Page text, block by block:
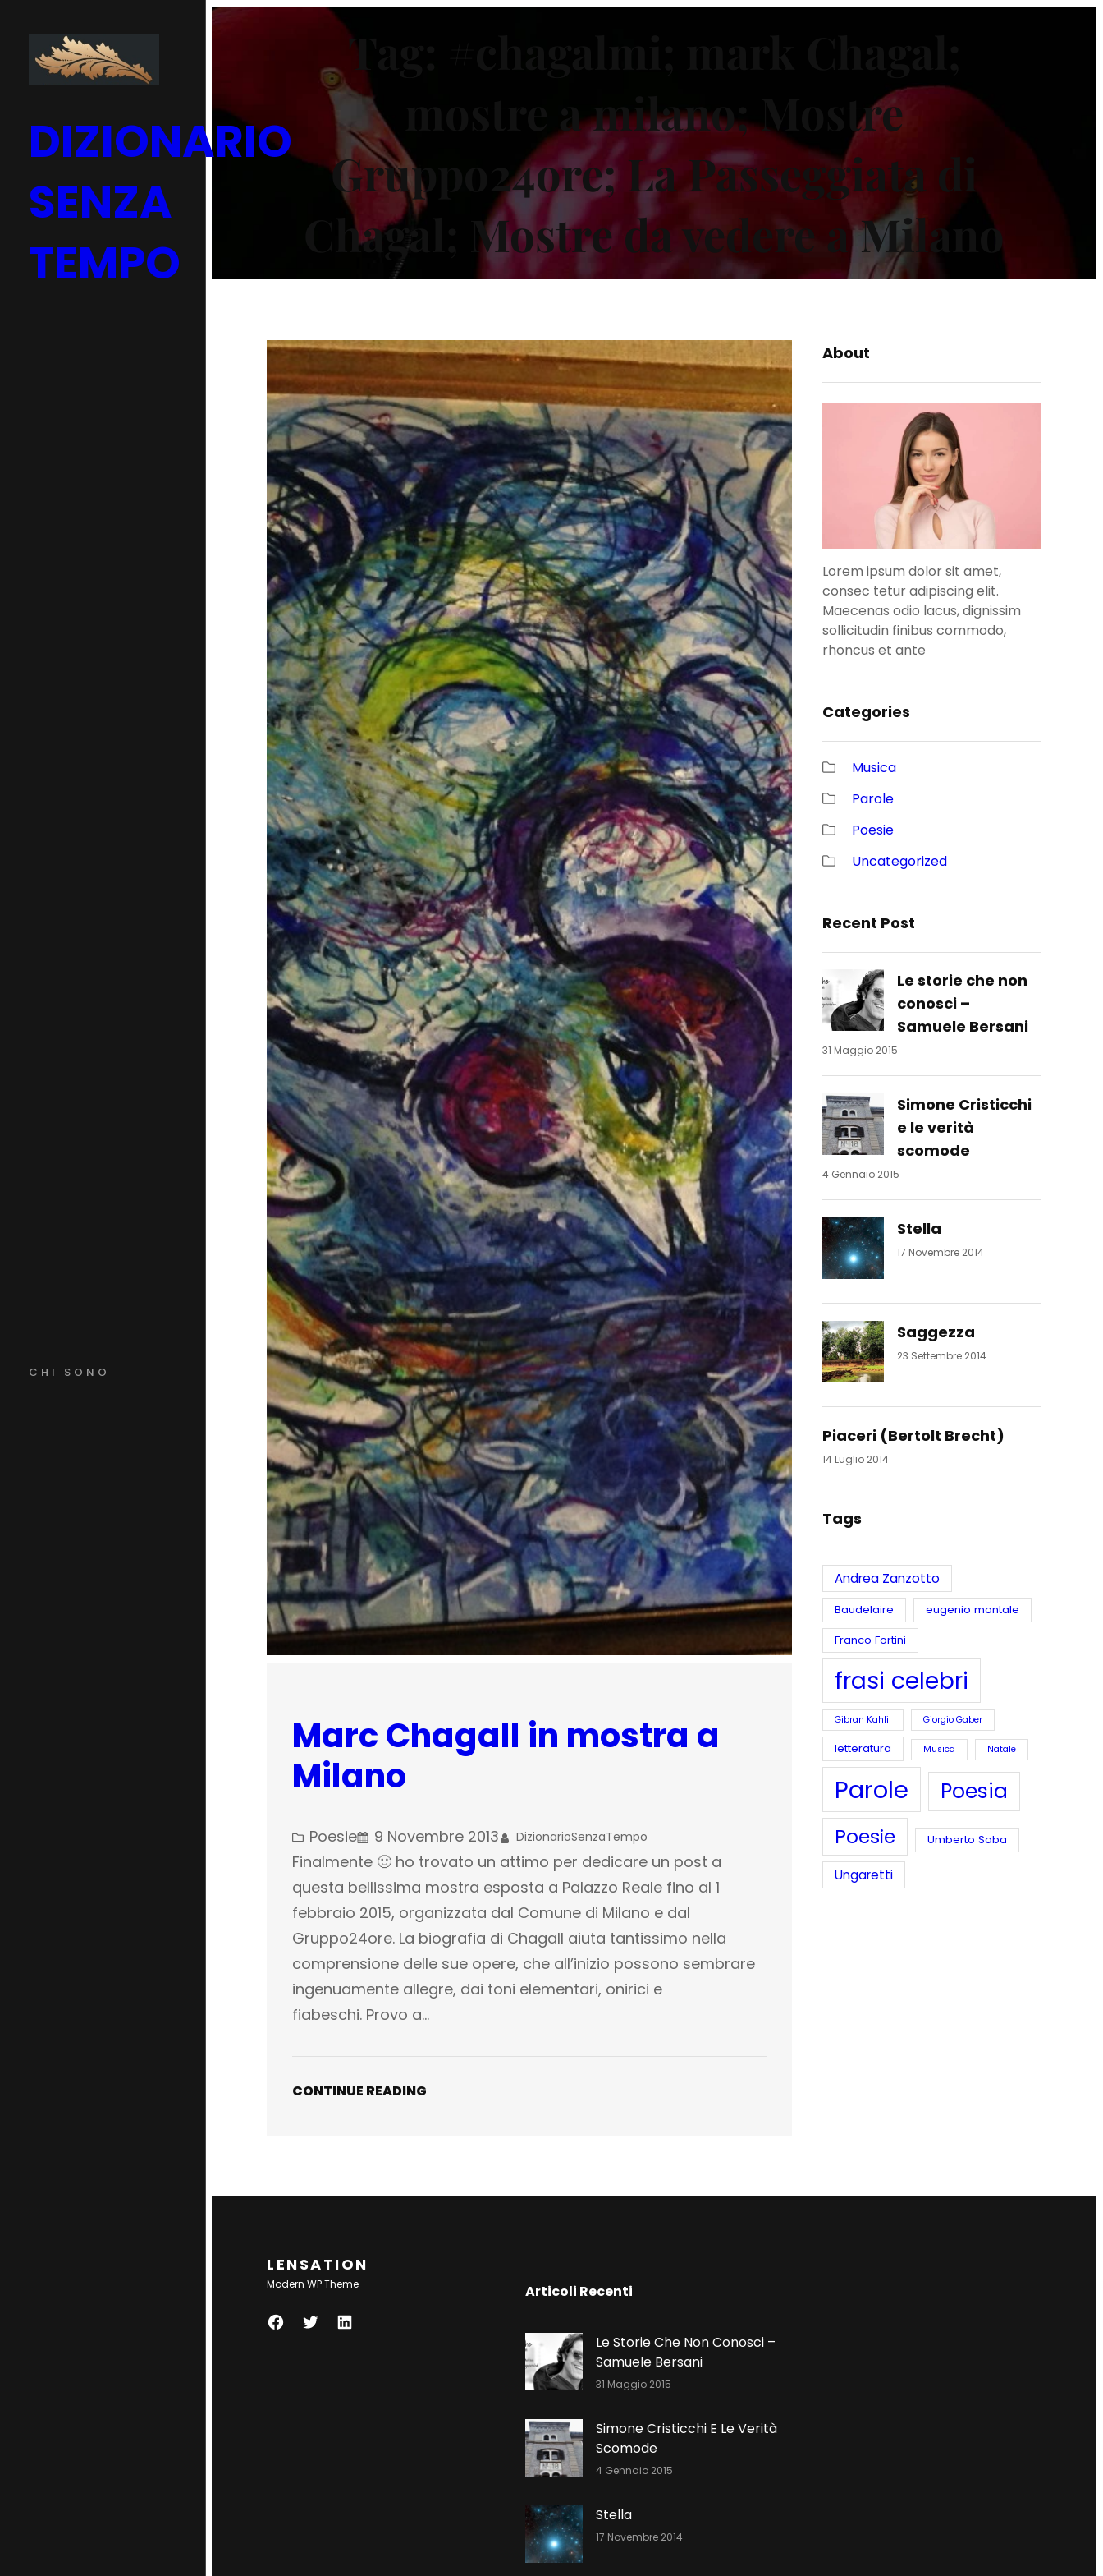
contenuto
DIZIONARIO
SENZA
TEMPO
CHI SONO
Tag:
mostre a milano; Mostre
Gruppo24ore; La Passeggiata di
Chagal; Mostre da vedere a Milano
Marc Chagall in mostra a
Milano
Poesie 9 Novembre 2013 DizionarioSenzaTempo
Finalmente 🙂 ho trovato un attimo per dedicare un post a
questa bellissima mostra esposta a Palazzo Reale fino al 1
febbraio 2015, organizzata dal Comune di Milano e dal
Gruppo24ore. La biografia di Chagall aiuta tantissimo nella
comprensione delle sue opere, che all’inizio possono sembrare
ingenuamente allegre, dai toni elementari, onirici e
fiabeschi. Provo a…
CONTINUE READING
About
Lorem ipsum dolor sit amet,
consec tetur adipiscing elit.
Maecenas odio lacus, dignissim
sollicitudin finibus commodo,
rhoncus et ante
Categories
Musica
Parole
Poesie
Uncategorized
Recent Post
Le storie che non
conosci –
Samuele Bersani
31 Maggio 2015
Simone Cristicchi
e le verità
scomode
4 Gennaio 2015
Stella
17 Novembre 2014
Saggezza
23 Settembre 2014
Piaceri (Bertolt Brecht)
14 Luglio 2014
Tags
Andrea Zanzotto
Baudelaire
eugenio montale
Franco Fortini
frasi celebri
Gibran Kahlil Giorgio Gaber
letteratura Musica Natale
Parole Poesia
Poesie Umberto Saba
Ungaretti
LENSATION
Modern WP Theme
F
T
L
Articoli Recenti
Le Storie Che Non Conosci –
Samuele Bersani
31 Maggio 2015
Simone Cristicchi E Le Verità
Scomode
4 Gennaio 2015
Stella
17 Novembre 2014